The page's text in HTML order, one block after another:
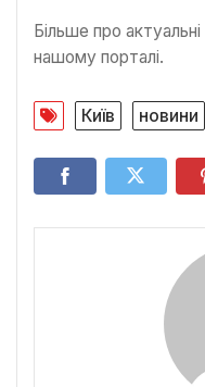
Більше про актуальні
нашому порталі.
Київ новини